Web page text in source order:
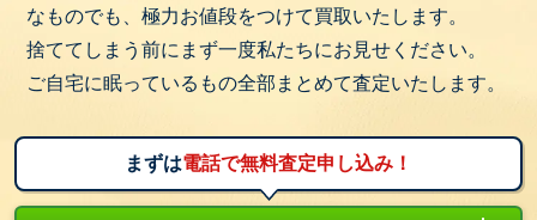
なものでも、極力お値段をつけて買取いたします。
捨ててしまう前にまず一度私たちにお見せください。
ご自宅に眠っているもの全部まとめて査定いたします。
まずは電話で無料査定申し込み！